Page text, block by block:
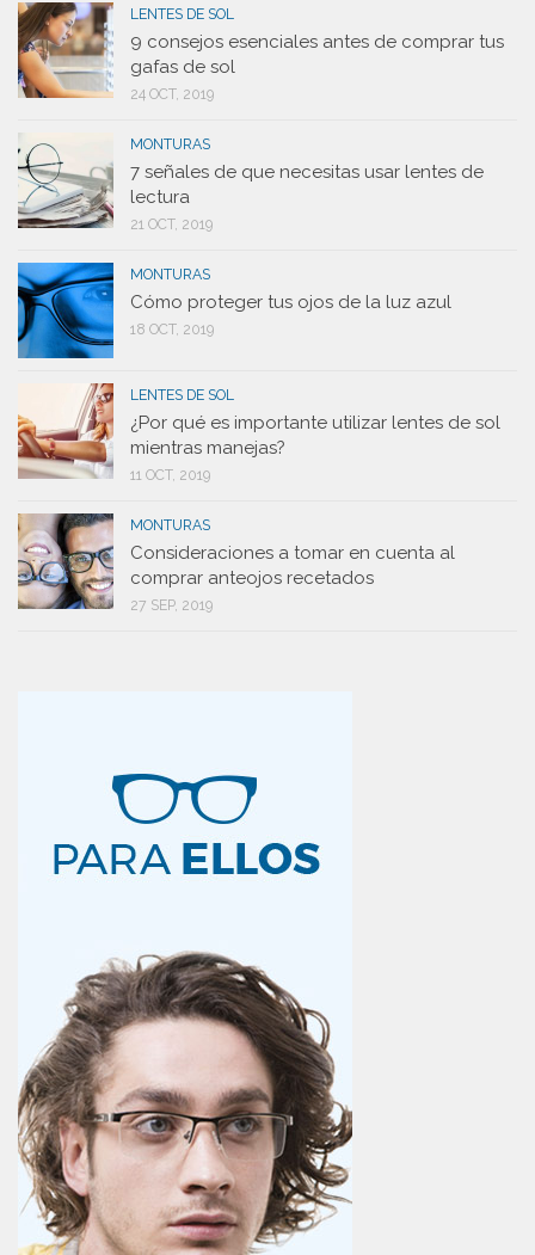
LENTES DE SOL
9 consejos esenciales antes de comprar tus
gafas de sol
24 OCT, 2019
MONTURAS
7 señales de que necesitas usar lentes de
lectura
21 OCT, 2019
MONTURAS
Cómo proteger tus ojos de la luz azul
18 OCT, 2019
LENTES DE SOL
¿Por qué es importante utilizar lentes de sol
mientras manejas?
11 OCT, 2019
MONTURAS
Consideraciones a tomar en cuenta al
comprar anteojos recetados
27 SEP, 2019